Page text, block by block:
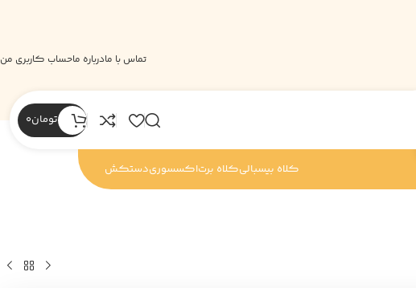
تماس با مادرباره ماحساب کاربری من
تومان0
کلاه بیسبالیکلاه برتاکسسوریدستکش